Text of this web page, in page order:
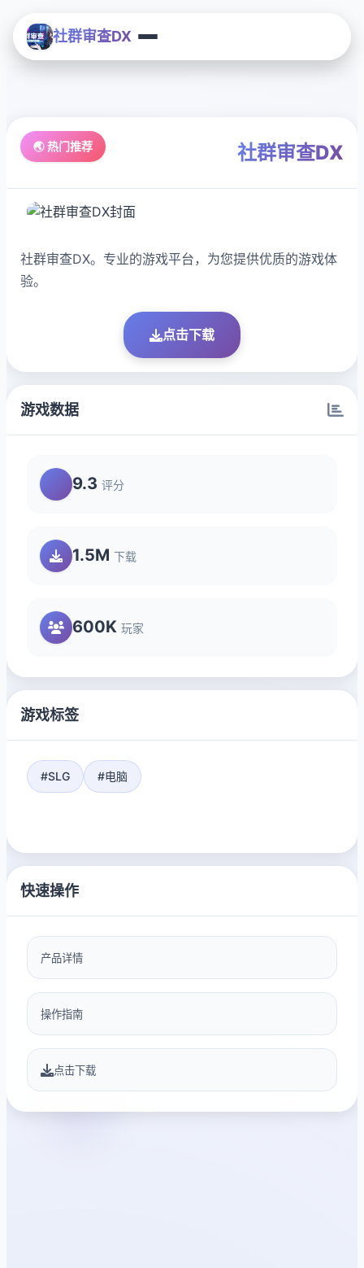
社群审查DX
🌏 热门推荐 社群审查DX
社群审查DX。专业的游戏平台，为您提供优质的游戏体
验。
点击下载
游戏数据
9.3 评分
1.5M 下载
600K 玩家
游戏标签
#SLG #电脑
快速操作
产品详情
操作指南
点击下载